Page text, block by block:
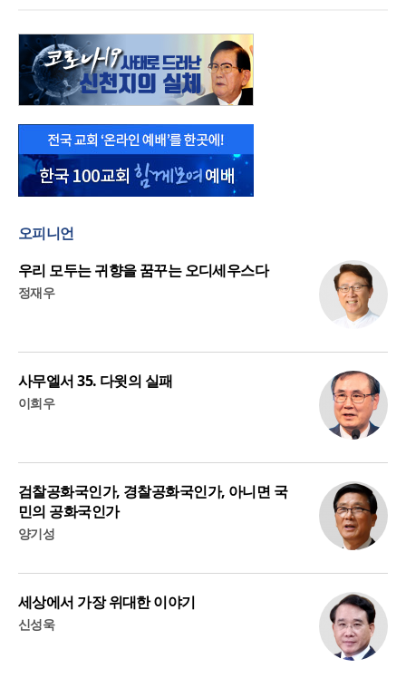
오피니언
우리 모두는 귀향을 꿈꾸는 오디세우스다
정재우
사무엘서 35. 다윗의 실패
이희우
검찰공화국인가, 경찰공화국인가, 아니면 국
민의 공화국인가
양기성
세상에서 가장 위대한 이야기
신성욱